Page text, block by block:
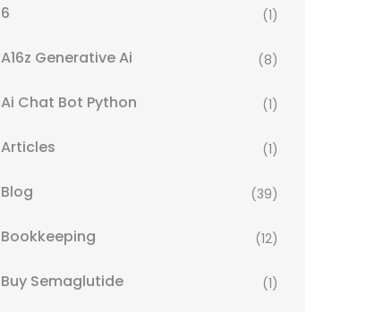
6 (1)
A16z Generative Ai (8)
Ai Chat Bot Python (1)
Articles (1)
Blog (39)
Bookkeeping (12)
Buy Semaglutide (1)